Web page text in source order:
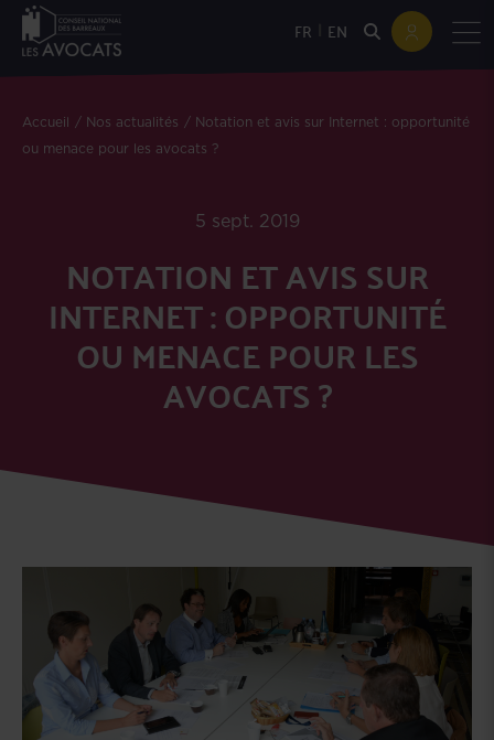
FR EN
Accueil Nos actualités
Notation et avis sur Internet : opportunité
ou menace pour les avocats ?
5 sept. 2019
NOTATION ET AVIS SUR
INTERNET : OPPORTUNITÉ
OU MENACE POUR LES
AVOCATS ?